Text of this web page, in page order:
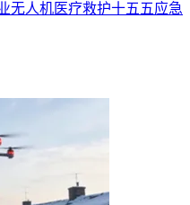
无人机医疗救护十五五应急